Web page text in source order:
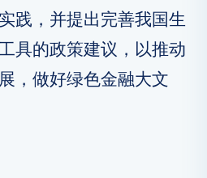
践，并提出完善我国生
具的政策建议，以推动
，做好绿色金融大文